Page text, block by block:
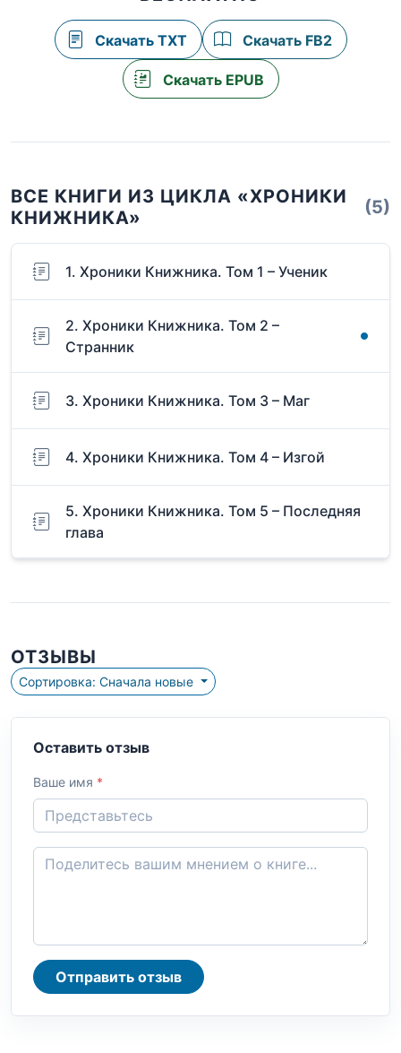
Скачать TXT Скачать FB2
Скачать EPUB
ВСЕ КНИГИ ИЗ ЦИКЛА «ХРОНИКИ
КНИЖНИКА»
(5)
1. Хроники Книжника. Том 1 – Ученик
2. Хроники Книжника. Том 2 –
Странник
3. Хроники Книжника. Том 3 – Маг
4. Хроники Книжника. Том 4 – Изгой
5. Хроники Книжника. Том 5 – Последняя
глава
ОТЗЫВЫ
Сортировка: Сначала новые
Оставить отзыв
Ваше имя *
Отправить отзыв